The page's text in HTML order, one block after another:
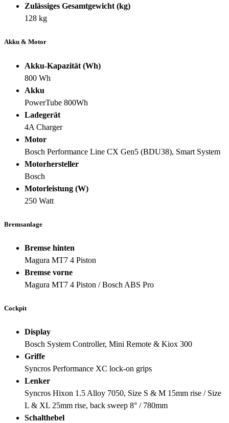
Zulässiges Gesamtgewicht (kg)
128 kg
Akku & Motor
Akku-Kapazität (Wh)
800 Wh
Akku
PowerTube 800Wh
Ladegerät
4A Charger
Motor
Bosch Performance Line CX Gen5 (BDU38), Smart System
Motorhersteller
Bosch
Motorleistung (W)
250 Watt
Bremsanlage
Bremse hinten
Magura MT7 4 Piston
Bremse vorne
Magura MT7 4 Piston / Bosch ABS Pro
Cockpit
Display
Bosch System Controller, Mini Remote & Kiox 300
Griffe
Syncros Performance XC lock-on grips
Lenker
Syncros Hixon 1.5 Alloy 7050, Size S & M 15mm rise / Size
L & XL 25mm rise, back sweep 8° / 780mm
Schalthebel